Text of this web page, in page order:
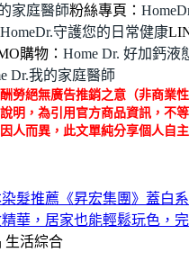
家庭醫師粉絲專頁：
HomeDr.守護您的日常健康
購物： Home Dr. 好加鈣液
Dr.我的家庭醫師
勞絕無廣告推銷之意（非商業
明，為引用官方商品資訊，不
人而異，此文單純分享個人自
染髮推薦《昇宏集團》蓋白
華，居家也能輕鬆玩色，
生活綜合